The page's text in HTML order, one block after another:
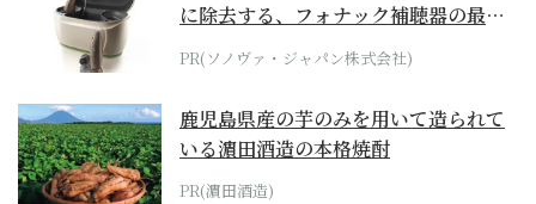
に除去する、フォナック補聴器の最上
位モデル
PR(ソノヴァ・ジャパン株式会社)
鹿児島県産の芋のみを用いて造られて
いる濵田酒造の本格焼酎
PR(濵田酒造)